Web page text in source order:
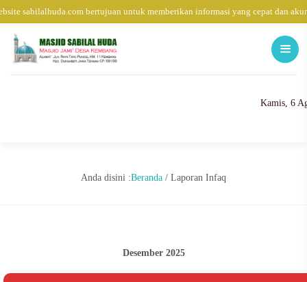
sabilalhuda.com bertujuan untuk memberikan informasi yang cepat dan
Kamis, 6
Anda disini :Beranda / Laporan Infaq
Desember 2025